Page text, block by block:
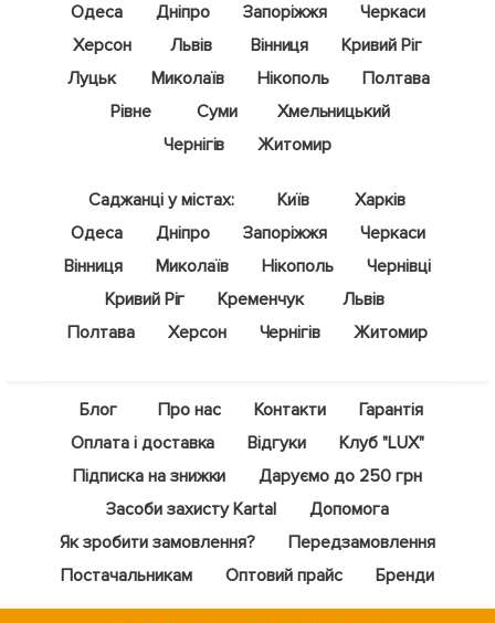
Одеса
Дніпро Запоріжжя
Черкаси
Херсон
Львів Вінниця
Кривий Ріг
Луцьк
Миколаїв Нікополь
Полтава
Рівне
Суми
Хмельницький
Чернігів
Житомир
Саджанці у містах: Київ
Харків
Одеса
Дніпро Запоріжжя
Черкаси
Вінниця
Миколаїв Нікополь
Чернівці
Кривий Ріг
Кременчук
Львів
Полтава
Херсон Чернігів Житомир
Блог Про нас Контакти
Гарантія
Оплата і доставка
Відгуки
Клуб "LUX"
Підписка на знижки
Даруємо до 250 грн
Засоби захисту Kartal
Допомога
Як зробити замовлення?
Передзамовлення
Постачальникам
Оптовий прайс Бренди